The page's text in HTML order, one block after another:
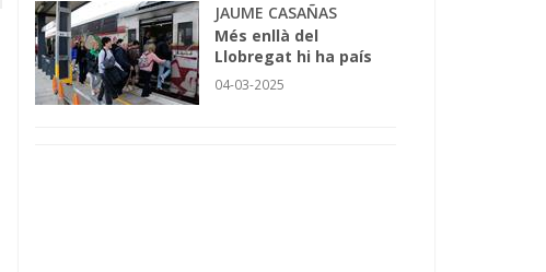
JAUME CASAÑAS
Més enllà del
Llobregat hi ha país
04-03-2025